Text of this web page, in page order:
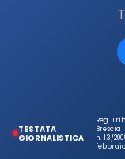
TESTATA
GIORNALISTICA
Reg.
Brescia
n. 13/
febbraio